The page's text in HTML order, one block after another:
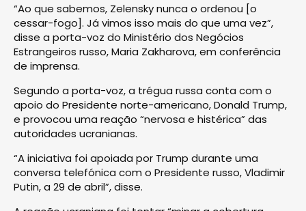
“Ao que sabemos, Zelensky nunca o ordenou [o
cessar-fogo]. Já vimos isso mais do que uma vez”,
disse a porta-voz do Ministério dos Negócios
Estrangeiros russo, Maria Zakharova, em conferência
de imprensa.
Segundo a porta-voz, a trégua russa conta com o
apoio do Presidente norte-americano, Donald Trump,
e provocou uma reação “nervosa e histérica” das
autoridades ucranianas.
“A iniciativa foi apoiada por Trump durante uma
conversa telefónica com o Presidente russo, Vladimir
Putin, a 29 de abril”, disse.